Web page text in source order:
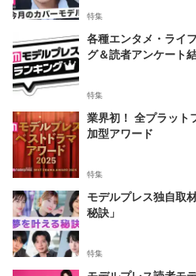
特集
各種エンタメ・ライ
グ＆読者アンケート
特集
業界初！ 全プラット
加型アワード
特集
モデルプレス独自取
秘訣」
特集